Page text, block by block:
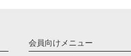
会員向けメニュー